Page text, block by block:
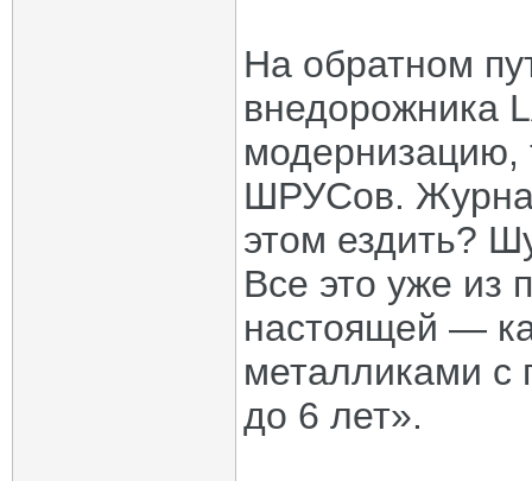
На обратном
внедорожника
модернизацию,
ШРУСов.
этом ездить?
Все это уже из
настоящей —
металликами с
до 6 лет».